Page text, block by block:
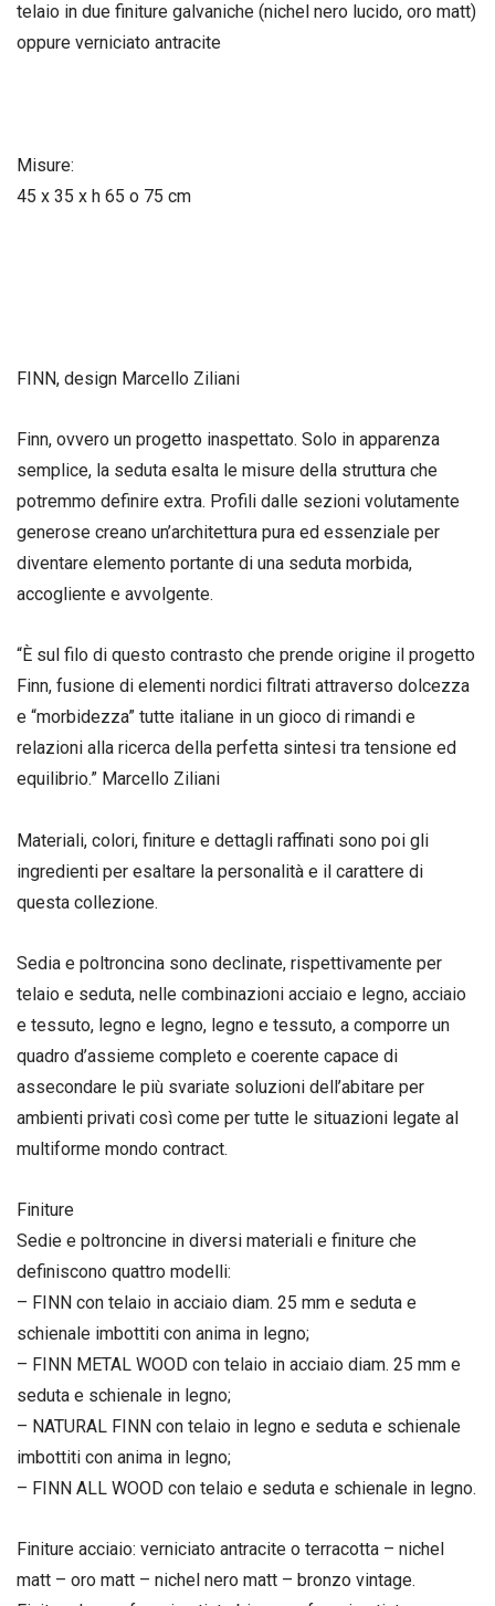
telaio in due finiture galvaniche (nichel nero lucido, oro matt)
oppure verniciato antracite
Misure:
45 x 35 x h 65 o 75 cm
FINN, design Marcello Ziliani
Finn, ovvero un progetto inaspettato. Solo in apparenza
semplice, la seduta esalta le misure della struttura che
potremmo definire extra. Profili dalle sezioni volutamente
generose creano un’architettura pura ed essenziale per
diventare elemento portante di una seduta morbida,
accogliente e avvolgente.
“È sul filo di questo contrasto che prende origine il progetto
Finn, fusione di elementi nordici filtrati attraverso dolcezza
e “morbidezza” tutte italiane in un gioco di rimandi e
relazioni alla ricerca della perfetta sintesi tra tensione ed
equilibrio.” Marcello Ziliani
Materiali, colori, finiture e dettagli raffinati sono poi gli
ingredienti per esaltare la personalità e il carattere di
questa collezione.
Sedia e poltroncina sono declinate, rispettivamente per
telaio e seduta, nelle combinazioni acciaio e legno, acciaio
e tessuto, legno e legno, legno e tessuto, a comporre un
quadro d’assieme completo e coerente capace di
assecondare le più svariate soluzioni dell’abitare per
ambienti privati così come per tutte le situazioni legate al
multiforme mondo contract.
Finiture
Sedie e poltroncine in diversi materiali e finiture che
definiscono quattro modelli:
– FINN con telaio in acciaio diam. 25 mm e seduta e
schienale imbottiti con anima in legno;
– FINN METAL WOOD con telaio in acciaio diam. 25 mm e
seduta e schienale in legno;
– NATURAL FINN con telaio in legno e seduta e schienale
imbottiti con anima in legno;
– FINN ALL WOOD con telaio e seduta e schienale in legno.
Finiture acciaio: verniciato antracite o terracotta – nichel
matt – oro matt – nichel nero matt – bronzo vintage.